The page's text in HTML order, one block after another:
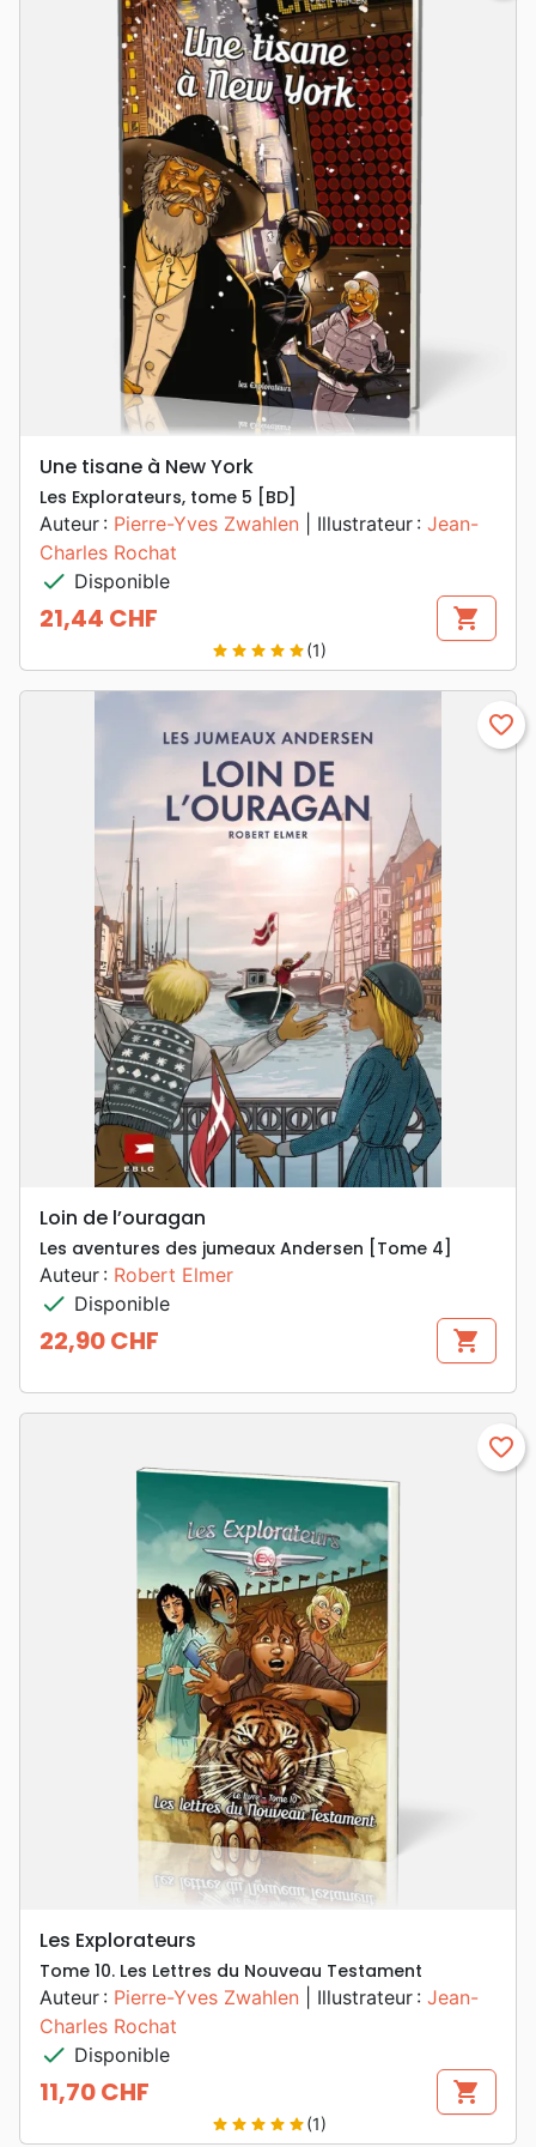
Une tisane à New York
Les Explorateurs, tome 5 [BD]
Auteur : Pierre-Yves Zwahlen | Illustrateur : Jean-
Charles Rochat
check Disponible
Prix
21,44 CHF shopping_cart
star star star star star(1)
favorite_border
Loin de l’ouragan
Les aventures des jumeaux Andersen [Tome 4]
Auteur : Robert Elmer
check Disponible
Prix
22,90 CHF shopping_cart
favorite_border
Les Explorateurs
Tome 10. Les Lettres du Nouveau Testament
Auteur : Pierre-Yves Zwahlen | Illustrateur : Jean-
Charles Rochat
check Disponible
Prix
11,70 CHF shopping_cart
star star star star star(1)